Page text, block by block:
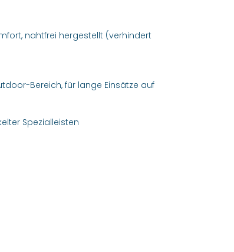
nahtfrei hergestellt (verhindert
Bereich, für lange Einsätze auf
Spezialleisten